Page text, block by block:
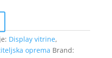
Display vitrine,
oprema Brand: